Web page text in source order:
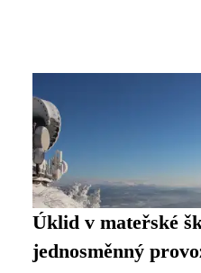
Úklid v mateřské
jednosměnný